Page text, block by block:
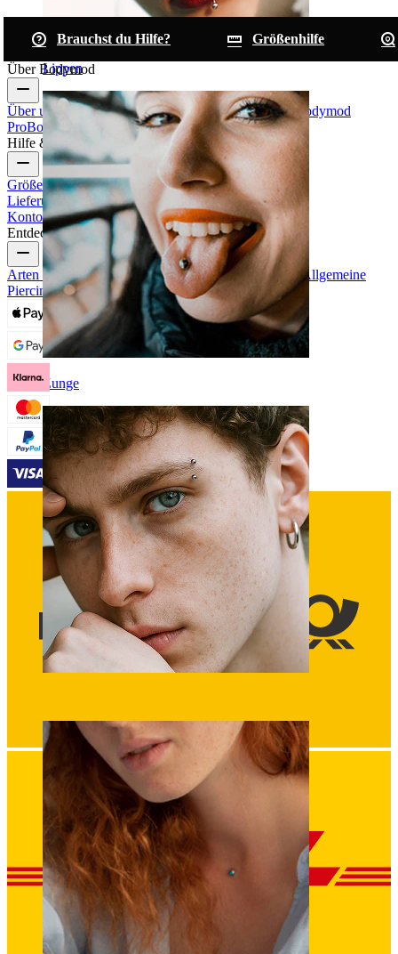
Lippen
Zunge
Brauchst du Hilfe?
Größenhilfe
Über Bodymod
Über uns BlogBedingungen & KonditionenKontakt
Bodymod
ProBodymod CreatorsBodymod Bewertungen
Hilfe & Infos
GrößenhilfeBestellung verfolgenInformationen zur
Lieferung
Rücksendung & StornierungZahlung Mein
KontoBodymod Support
Entdecke
Arten von Piercings Materialien für PiercingschmuckAllgemeine
Piercingprobleme und Pflege